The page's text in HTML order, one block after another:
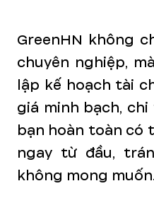
GreenHN không
chuyên nghiệp,
lập kế hoạch tài
giá minh bạch,
bạn hoàn toàn có
ngay từ đầu,
không mong muốn.